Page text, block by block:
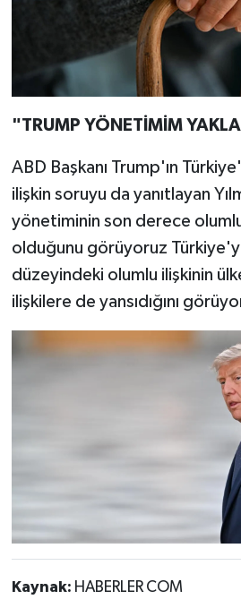
"TRUMP YÖNETİMİM
ABD Başkanı Trump'ın
ilişkin soruyu da yanıtlayan
yönetiminin son derece
olduğunu görüyoruz
düzeyindeki olumlu ilişkinin
ilişkilere de yansıdığını
Kaynak: HABERLER COM